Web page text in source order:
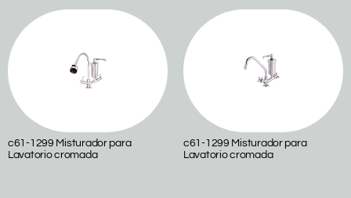
c61-1299 Misturador para
Lavatorio cromada
c61-1299 Misturador para
Lavatorio cromada